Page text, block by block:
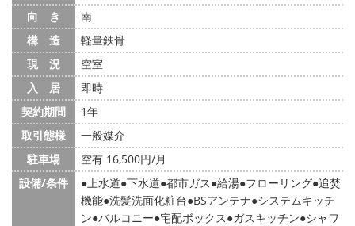
向 き
南
構 造
軽量鉄骨
現 況
空室
入 居
即時
契約期間
1年
取引態様
一般媒介
駐車場
空有 16,500円/月
設備/条件
上水道 下水道 都市ガス 給湯 フローリング 追焚
機能 洗髪洗面化粧台 BSアンテナ システムキッチ
ン バルコニー 宅配ボックス ガスキッチン シャワ